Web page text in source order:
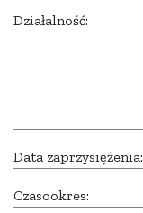
Działalność:
Data zaprzysiężenia:
Czasookres: